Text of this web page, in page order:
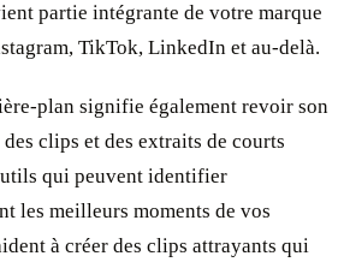
partie intégrante de votre marque
TikTok, LinkedIn et au-delà.
plan signifie également revoir son
des clips et des extraits de courts
qui peuvent identifier
les meilleurs moments de vos
à créer des clips attrayants qui